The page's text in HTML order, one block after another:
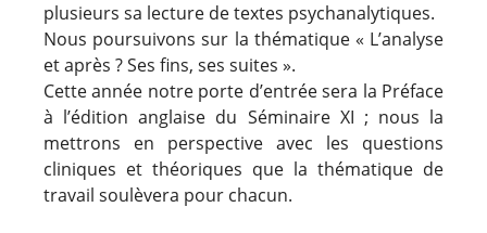
plusieurs sa lecture de textes psychanalytiques.
Nous poursuivons sur la thématique « L’analyse
et après ? Ses fins, ses suites ».
Cette année notre porte d’entrée sera la Préface
à l’édition anglaise du Séminaire XI ; nous la
mettrons en perspective avec les questions
cliniques et théoriques que la thématique de
travail soulèvera pour chacun.